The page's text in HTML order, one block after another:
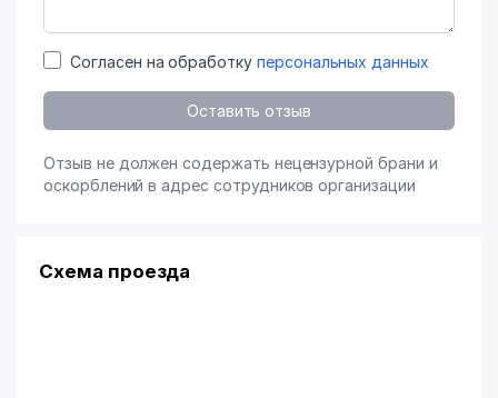
Согласен на обработку персональных данных
Оставить отзыв
Отзыв не должен содержать нецензурной брани и
оскорблений в адрес сотрудников организации
Схема проезда